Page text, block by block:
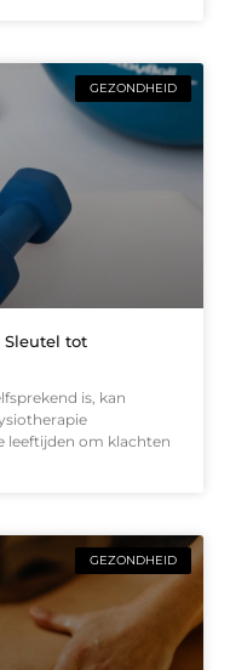
GEZONDHEID
Sleutel tot
is, kan
leeftijden om klachten
GEZONDHEID